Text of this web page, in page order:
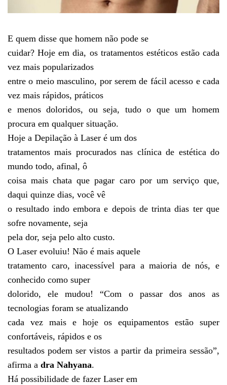
E quem disse que homem não pode se
cuidar? Hoje em dia, os tratamentos estéticos estão cada
vez mais popularizados
entre o meio masculino, por serem de fácil acesso e cada
vez mais rápidos, práticos
e menos doloridos, ou seja, tudo o que um homem
procura em qualquer situação.
Hoje a Depilação à Laser é um dos
tratamentos mais procurados nas clínica de estética do
mundo todo, afinal, ô
coisa mais chata que pagar caro por um serviço que,
daqui quinze dias, você vê
o resultado indo embora e depois de trinta dias ter que
sofre novamente, seja
pela dor, seja pelo alto custo.
O Laser evoluiu! Não é mais aquele
tratamento caro, inacessível para a maioria de nós, e
conhecido como super
dolorido, ele mudou! “Com o passar dos anos as
tecnologias foram se atualizando
cada vez mais e hoje os equipamentos estão super
confortáveis, rápidos e os
resultados podem ser vistos a partir da primeira sessão”,
afirma a dra Nahyana.
Há possibilidade de fazer Laser em